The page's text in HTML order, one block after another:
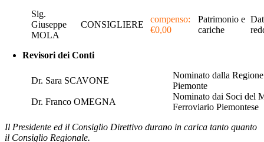
Sig.
Giuseppe
MOLA
CONSIGLIERE
compenso:
€0,00
Patrimonio e
cariche
Revisori dei Conti
Dr. Sara SCAVONE
Nominato dalla Regione
Piemonte
Dr. Franco OMEGNA
Nominato dai Soci del
Ferroviario Piemontese
Il Presidente ed il Consiglio Direttivo durano in carica tanto quanto
il Consiglio Regionale.